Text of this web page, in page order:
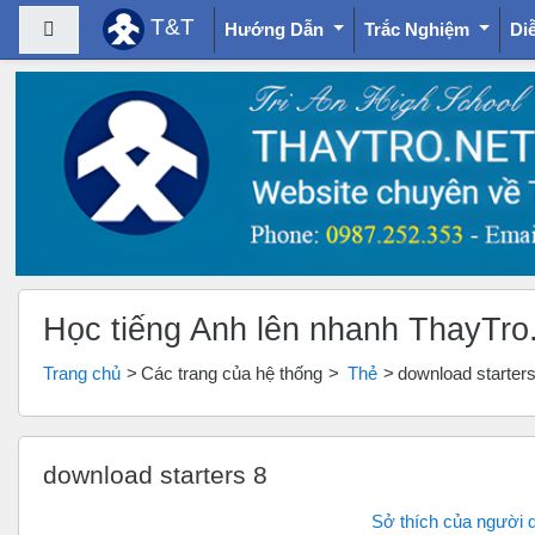
Chuyển tới nội dung chính
Bảng điều khiển cạnh
T&T Hướng Dẫn Trắc Nghiệm
Học tiếng Anh lên nhanh
Trang chủ Các trang của hệ thống Thẻ download
download starters 8
Sở thích của người